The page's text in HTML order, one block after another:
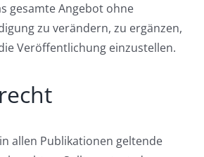
gesamte Angebot ohne
zu verändern, zu ergänzen,
Veröffentlichung einzustellen.
allen Publikationen geltende